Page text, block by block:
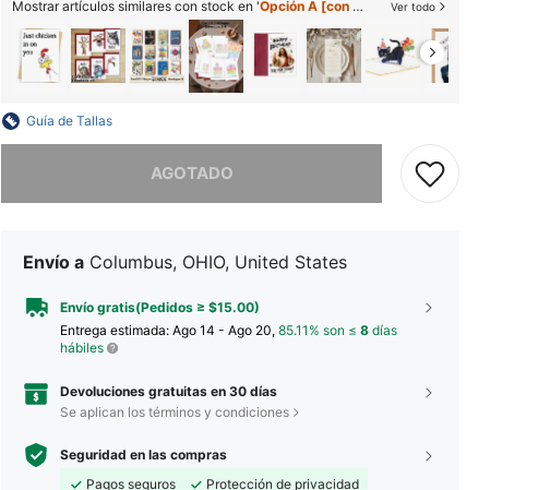
Mostrar artículos similares con stock en 'Opción A [con sobre] '
Ver todo
Guía de Tallas
AGOTADO
Lo sentimos, este producto está agotado.
Envío a Columbus, OHIO, United States
Envío gratis(Pedidos ≥ $15.00)
Entrega estimada: Ago 14 - Ago 20, 85.11% son ≤ 8 días
hábiles
Devoluciones gratuitas en 30 días
Se aplican los términos y condiciones
Seguridad en las compras
Pagos seguros
Protección de privacidad